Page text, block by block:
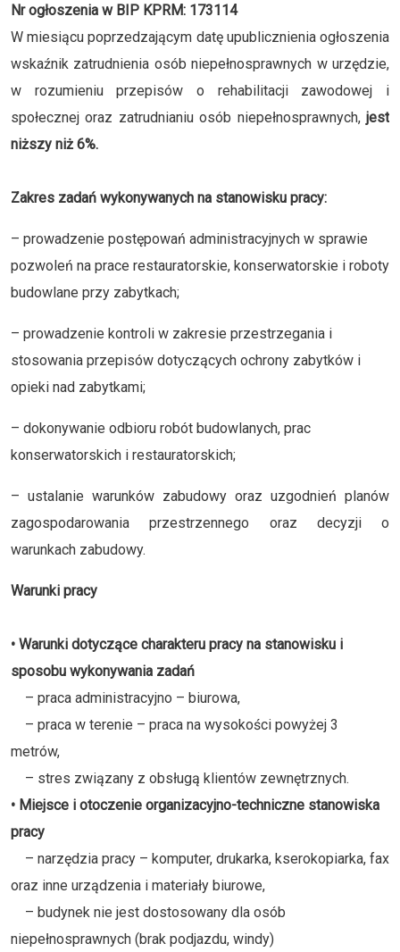
Nr ogłoszenia w BIP KPRM: 173114
W miesiącu poprzedzającym datę upublicznienia ogłoszenia
wskaźnik zatrudnienia osób niepełnosprawnych w urzędzie,
w rozumieniu przepisów o rehabilitacji zawodowej i
społecznej oraz zatrudnianiu osób niepełnosprawnych,jest
niższy niż 6%.
Zakres zadań wykonywanych na stanowisku pracy:
– prowadzenie postępowań administracyjnych w sprawie
pozwoleń na prace restauratorskie, konserwatorskie i roboty
budowlane przy zabytkach;
– prowadzenie kontroli w zakresie przestrzegania i
stosowania przepisów dotyczących ochrony zabytków i
opieki nad zabytkami;
– dokonywanie odbioru robót budowlanych, prac
konserwatorskich i restauratorskich;
– ustalanie warunków zabudowy oraz uzgodnień planów
zagospodarowania przestrzennego oraz decyzji o
warunkach zabudowy.
Warunki pracy
• Warunki dotyczące charakteru pracy na stanowisku i
sposobu wykonywania zadań
– praca administracyjno – biurowa,
– praca w terenie – praca na wysokości powyżej 3
metrów,
– stres związany z obsługą klientów zewnętrznych.
• Miejsce i otoczenie organizacyjno-techniczne stanowiska
pracy
– narzędzia pracy – komputer, drukarka, kserokopiarka, fax
oraz inne urządzenia i materiały biurowe,
– budynek nie jest dostosowany dla osób
niepełnosprawnych (brak podjazdu, windy)